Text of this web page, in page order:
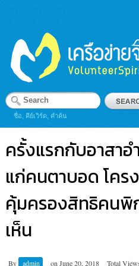
ชื่อ, คีย์เวิร์ด, คำค้น
ครั้งแรกกับอาสา
แก่คนตาบอด โคร
คุ้มครองสิทธิคนพิ
เห็น
By admin on June 20, 2018 Total